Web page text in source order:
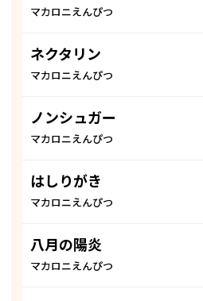
マカロニえんぴつ
ネクタリン
マカロニえんぴつ
ノンシュガー
マカロニえんぴつ
はしりがき
マカロニえんぴつ
八月の陽炎
マカロニえんぴつ